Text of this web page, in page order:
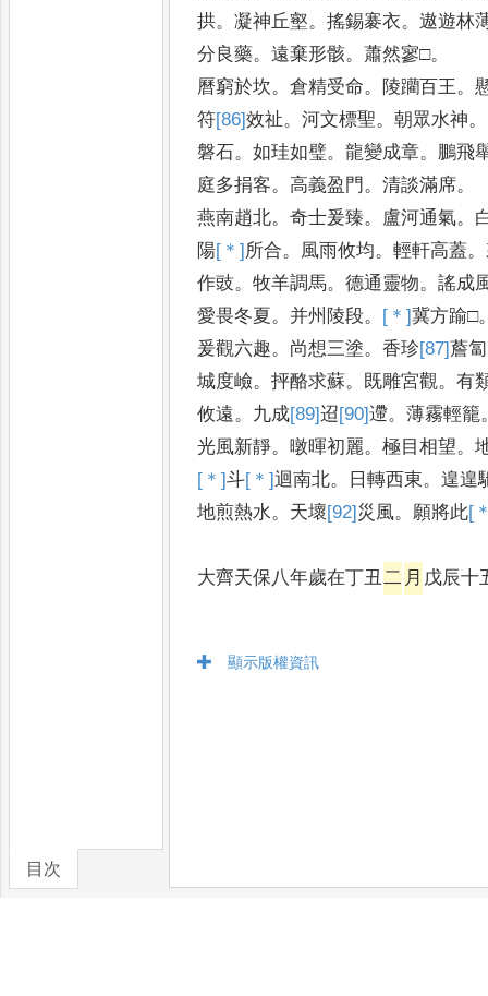
目次
拱。凝神丘壑。搖錫褰衣。遨遊林
分良藥。遠棄形骸。蕭然寥□。
曆窮於坎。倉精受命。 陵躪百王。
符[86]效祉。河文標聖。朝眾水神。
磐石。如珪如璧。龍變成章。 鵬飛
庭多捐客。高義盈門 。清談滿席。
燕南趙北。奇士爰臻。 盧河通氣。
陽[＊]所合。 風雨攸均。輕軒高蓋。
作豉。牧羊調馬。德通靈物。謠成
愛畏冬夏。 并州陵段。 [＊]冀方踰□
爰觀六趣。 尚想三塗。香珍[87]薝匐
城度嶮。抨酪求蘇。 既雕宮觀。有
攸遠。 九成[89]迢[90]遰。薄霧輕籠
光風新靜。暾暉初麗。極目相望。
[＊]斗[＊]迴南北。 日轉西東。遑遑
地煎熱水。 天壞[92]災 風。 願將此[
大齊天保八年歲在丁丑 二 月 戊辰十
顯示版權資訊